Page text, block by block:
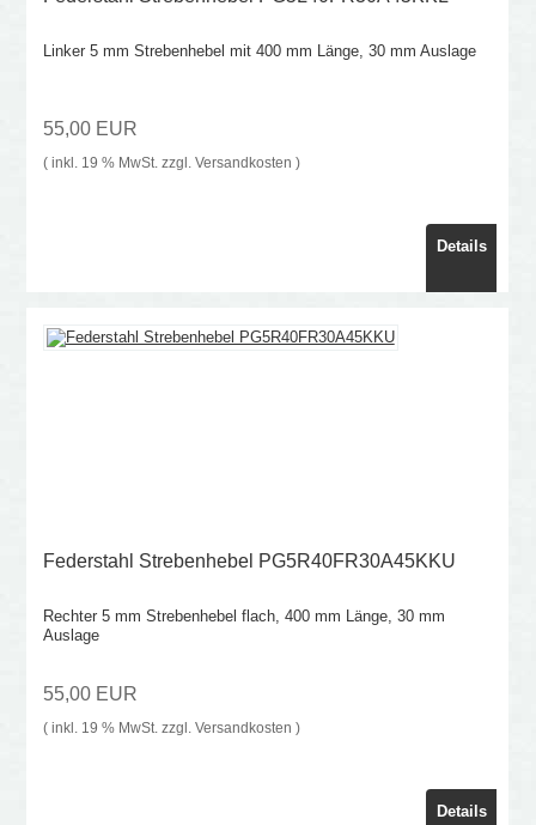
Linker 5 mm Strebenhebel mit 400 mm Länge, 30 mm Auslage
55,00 EUR
( inkl. 19 % MwSt. zzgl. Versandkosten )
Details
Federstahl Strebenhebel PG5R40FR30A45KKU
Rechter 5 mm Strebenhebel flach, 400 mm Länge, 30 mm
Auslage
55,00 EUR
( inkl. 19 % MwSt. zzgl. Versandkosten )
Details